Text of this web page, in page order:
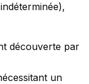
découverte par
un